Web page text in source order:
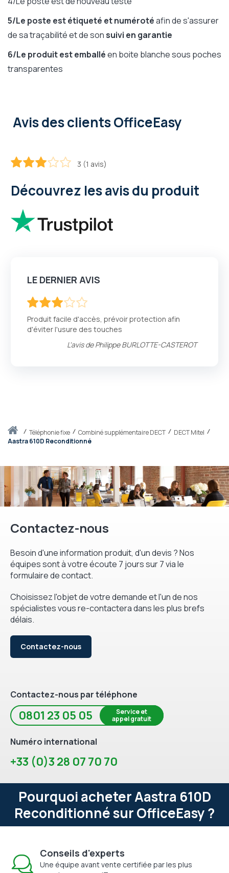
Accueiltéléphonie fixe Combiné supplémentaire DECT
DECT Mitel
Aastra 610D Reconditionné
5/Le poste est étiqueté et numérotéafin de s'assurer
de sa traçabilité et de sonsuivi en garantie
6/Le produit est emballéen boite blanche sous poches
transparentes
Avis des clients OfficeEasy
3 (1 avis)
Découvrez les avis du produit
LE DERNIER AVIS
Produit facile d'accès, prévoir protection afin
d'éviter l'usure des touches
L'avis dePhilippe BURLOTTE-CASTEROT
Contactez-nous
Besoin d'une information produit, d'un devis ? Nos
équipes sont à votre écoute 7 jours sur 7 via le
formulaire de contact.
Choisissez l'objet de votre demande et l'un de nos
spécialistes vous re-contactera dans les plus brefs
délais.
Contactez-nous
Contactez-nous par téléphone
0801 23 05 05
Service et
appel gratuit
Numéro international
+33 (0)3 28 07 70 70
Pourquoi acheter Aastra 610D
Reconditionné sur OfficeEasy ?
Conseils d'experts
Une équipe avant vente certifiée par les plus